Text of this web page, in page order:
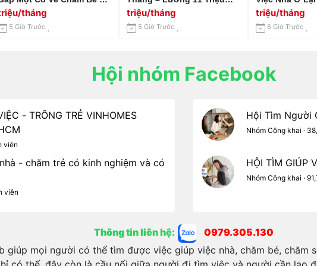
Tuổi, Làm Ở Lại Tại
Tân Sơn, Quận Gò
tháng
5 Giờ Trước
Khởi Điểm Địa Chỉ: Biên
Hoà – Đồng Nai.
triệu/tháng
5 Giờ Trước
Bình Lương
Tháng
triệu/tháng
6 Giờ Trước
Hội nhóm Facebook
- TRÔNG TRẺ VINHOMES
viên
- chăm trẻ có kinh nghiệm và có
viên
Hội Tìm Người
Nhóm Công khai ·
HỘI TÌM GIÚP
Nhóm Công khai ·
Thông tin liên hệ:
0979.305.130
giúp mọi người có thể tìm được việc giúp việc nhà, chăm bé, chăm